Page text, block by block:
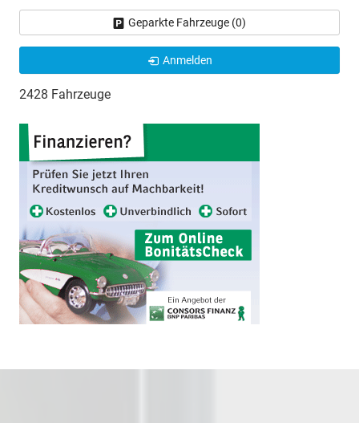
Geparkte Fahrzeuge (0)
Anmelden
2428 Fahrzeuge